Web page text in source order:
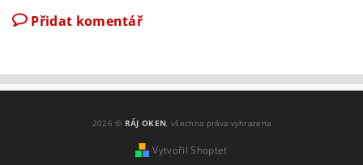
Přidat komentář
2026 © RÁJ OKEN , všechna práva vyhrazena
Vytvořil Shoptet